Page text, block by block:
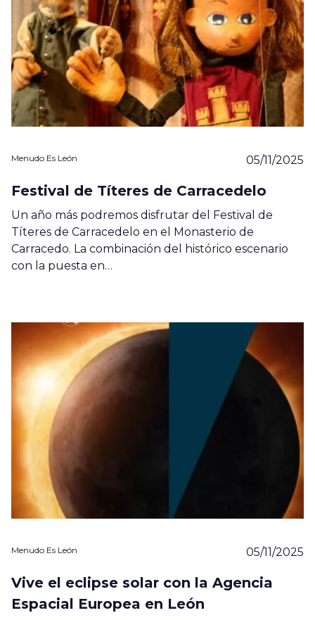
Menudo Es León 05/11/2025
Festival de Títeres de Carracedelo
Un año más podremos disfrutar del Festival de
Títeres de Carracedelo en el Monasterio de
Carracedo. La combinación del histórico escenario
con la puesta en…
Menudo Es León 05/11/2025
Vive el eclipse solar con la Agencia
Espacial Europea en León